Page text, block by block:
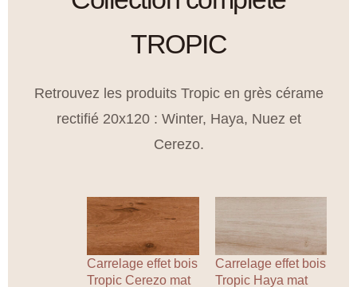
TROPIC
Retrouvez les produits Tropic en grès cérame
rectifié 20x120 : Winter, Haya, Nuez et
Cerezo.
Carrelage effet bois
Tropic Cerezo mat
Carrelage effet bois
Tropic Haya mat